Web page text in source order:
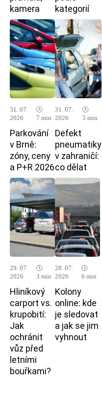
kamera
kategorií
31. 07.
2026
🕓
7 min
Parkování
v Brně:
zóny, ceny
a P+R 2026
31. 07.
2026
🕓
5 min
Defekt
pneumatiky
v zahraničí:
co dělat
29. 07.
2026
🕓
3 min
Hliníkový
carport vs.
krupobití:
Jak
ochránit
vůz před
letními
bouřkami?
28. 07.
2026
🕓
6 min
Kolony
online: kde
je sledovat
a jak se jim
vyhnout